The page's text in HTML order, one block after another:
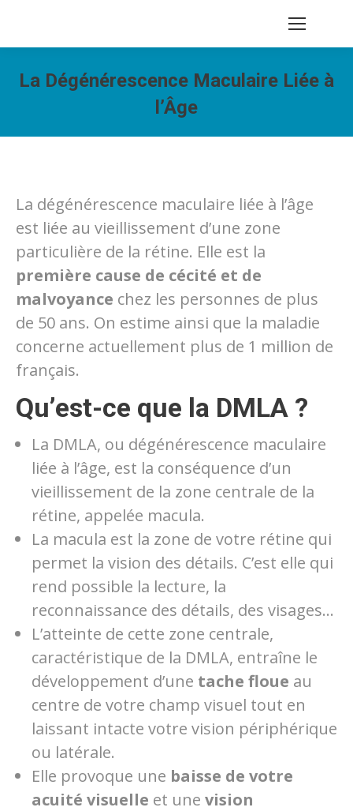
Recherche
La Dégénérescence Maculaire Liée à
l’Âge
Vous êtes ici :
La dégénérescence maculaire liée à l’âge
est liée au vieillissement d’une zone
particulière de la rétine. Elle est la
première cause de cécité et de
malvoyance chez les personnes de plus
de 50 ans. On estime ainsi que la maladie
concerne actuellement plus de 1 million de
français.
Qu’est-ce que la DMLA ?
La DMLA, ou dégénérescence maculaire
liée à l’âge, est la conséquence d’un
vieillissement de la zone centrale de la
rétine, appelée macula.
La macula est la zone de votre rétine qui
permet la vision des détails. C’est elle qui
rend possible la lecture, la
reconnaissance des détails, des visages…
L’atteinte de cette zone centrale,
caractéristique de la DMLA, entraîne le
développement d’une tache floue au
centre de votre champ visuel tout en
laissant intacte votre vision périphérique
ou latérale.
Elle provoque une baisse de votre
acuité visuelle et une vision